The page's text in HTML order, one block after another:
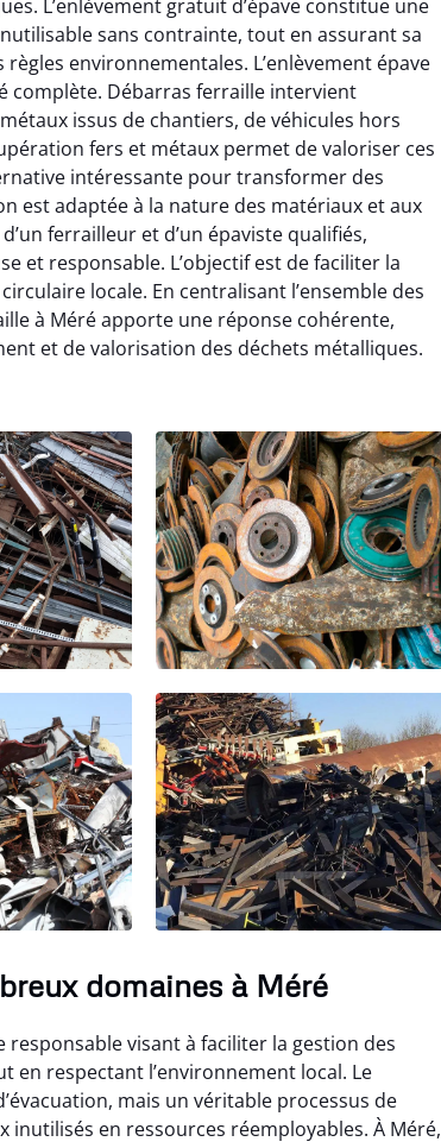
L’enlèvement gratuit d’épave constitue une
sans contrainte, tout en assurant sa
environnementales. L’enlèvement épave
complète. Débarras ferraille intervient
issus de chantiers, de véhicules hors
fers et métaux permet de valoriser ces
intéressante pour transformer des
est adaptée à la nature des matériaux et aux
ferrailleur et d’un épaviste qualifiés,
et responsable. L’objectif est de faciliter la
locale. En centralisant l’ensemble des
à Méré apporte une réponse cohérente,
et de valorisation des déchets métalliques.
domaines à Méré
visant à faciliter la gestion des
en respectant l’environnement local. Le
mais un véritable processus de
en ressources réemployables. À Méré,